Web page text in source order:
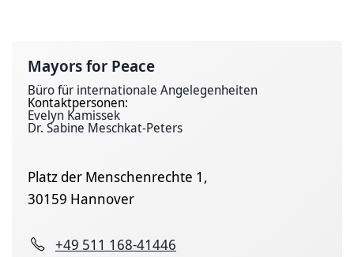
Mayors for Peace
Büro für internationale Angelegenheiten
Kontaktpersonen:
Evelyn Kamissek
Dr. Sabine Meschkat-Peters
Platz der Menschenrechte 1,
30159 Hannover
+49 511 168-41446